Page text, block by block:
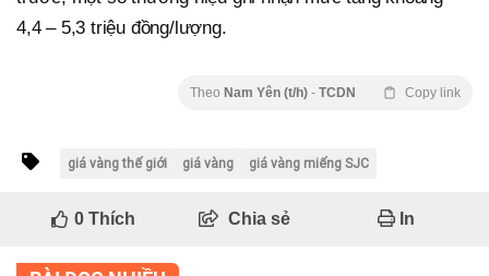
4,4 – 5,3 triệu đồng/lượng.
Theo Nam Yên (t/h) - TCDN Copy link
giá vàng thế giới giá vàng giá vàng miếng SJC
0Thích Chia sẻ In